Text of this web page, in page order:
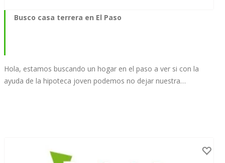
Busco casa terrera en El Paso
Hola, estamos buscando un hogar en el paso a ver si con la
ayuda de la hipoteca joven podemos no dejar nuestra…